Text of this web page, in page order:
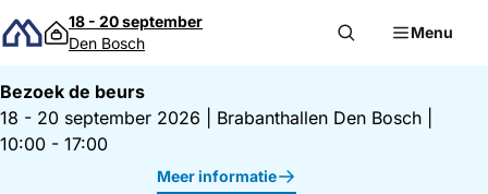
Direct naar inhoud
18 - 20 september
Den Bosch
Menu
Bezoek de beurs
18 - 20 september 2026
Brabanthallen Den Bosch
10:00 - 17:00
Meer informatie